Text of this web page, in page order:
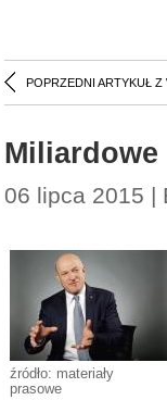
POPRZEDNI ARTYKUŁ Z
Miliardowe
06 lipca 2015 |
źródło: materiały
prasowe